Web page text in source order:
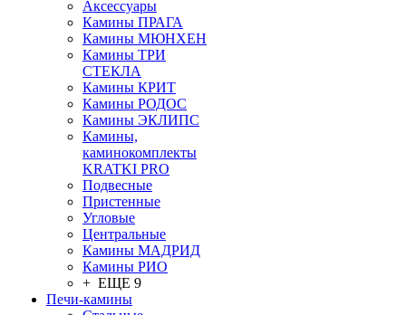
Аксессуары
Камины ПРАГА
Камины МЮНХЕН
Камины ТРИ
СТЕКЛА
Камины КРИТ
Камины РОДОС
Камины ЭКЛИПС
Камины,
каминокомплекты
KRATKI PRO
Подвесные
Пристенные
Угловые
Центральные
Камины МАДРИД
Камины РИО
+ ЕЩЕ 9
Печи-камины